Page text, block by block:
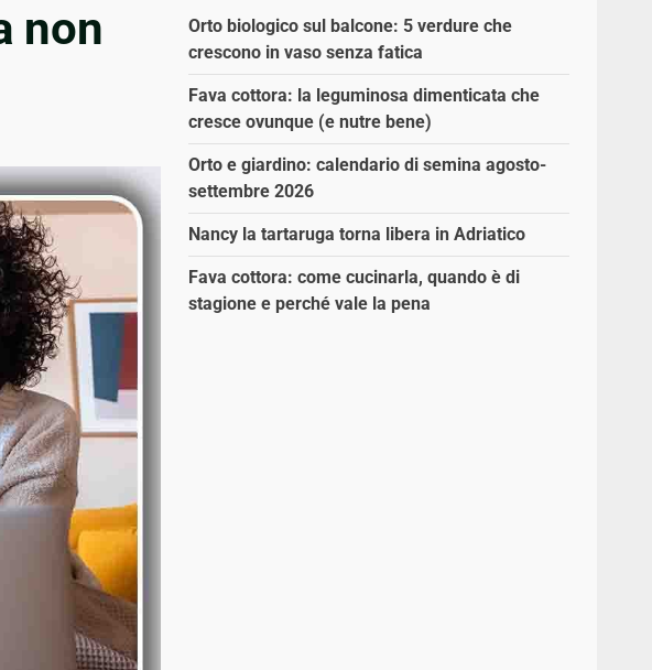
non
Orto biologico sul balcone: 5 verdure che
crescono in vaso senza fatica
Fava cottora: la leguminosa dimenticata che
cresce ovunque (e nutre bene)
Orto e giardino: calendario di semina agosto-
settembre 2026
Nancy la tartaruga torna libera in Adriatico
Fava cottora: come cucinarla, quando è di
stagione e perché vale la pena